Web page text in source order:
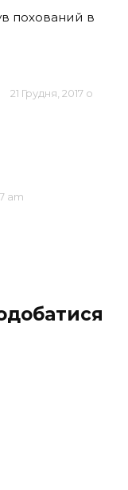
похований в
21 Грудня, 2017 о
am